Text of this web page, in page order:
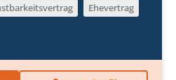
Ehevertrag